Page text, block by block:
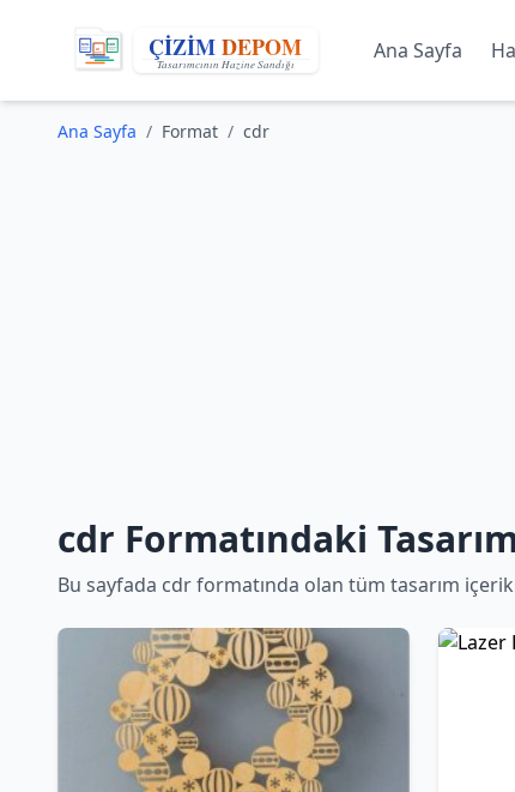
Ana Sayfa
Ana Sayfa / Format / cdr
cdr Formatındaki
Bu sayfada cdr formatında olan tüm tasarım